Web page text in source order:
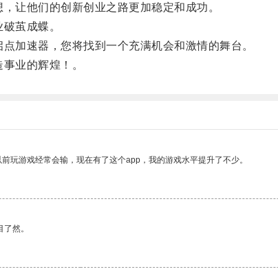
他们的创新创业之路更加稳定和成功。
茧成蝶。
速器，您将找到一个充满机会和激情的舞台。
业的辉煌！。
玩游戏经常会输，现在有了这个app，我的游戏水平提升了不少。
然。